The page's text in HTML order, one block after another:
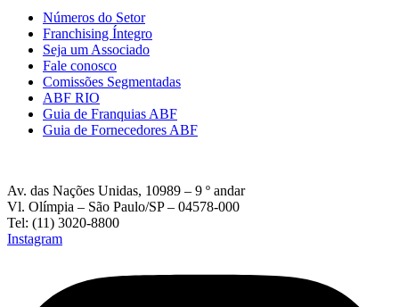
Números do Setor
Franchising Íntegro
Seja um Associado
Fale conosco
Comissões Segmentadas
ABF RIO
Guia de Franquias ABF
Guia de Fornecedores ABF
Av. das Nações Unidas, 10989 – 9 º andar
Vl. Olímpia – São Paulo/SP – 04578-000
Tel: (11) 3020-8800
Instagram